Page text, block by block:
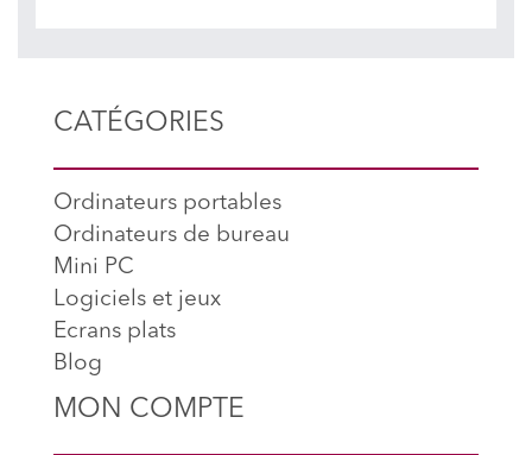
CATÉGORIES
Ordinateurs portables
Ordinateurs de bureau
Mini PC
Logiciels et jeux
Ecrans plats
Blog
MON COMPTE